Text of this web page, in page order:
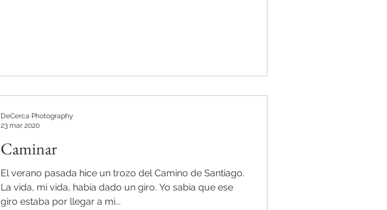
Caminar
El verano pasada hice un trozo del Camino de Santiago.
La vida, mi vida, había dado un giro. Yo sabia que ese
giro estaba por llegar a mi...
DeCerca Photography
23 mar 2020